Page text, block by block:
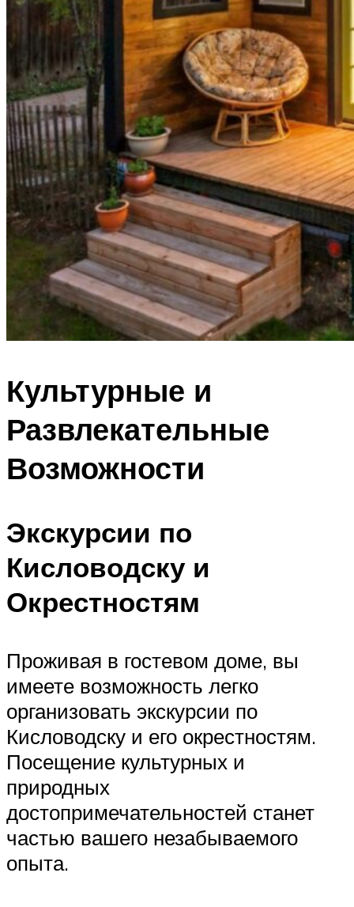
Культурные и
Развлекательные
Возможности
Экскурсии по
Кисловодску и
Окрестностям
Проживая в гостевом доме, вы
имеете возможность легко
организовать экскурсии по
Кисловодску и его окрестностям.
Посещение культурных и
природных
достопримечательностей станет
частью вашего незабываемого
опыта.